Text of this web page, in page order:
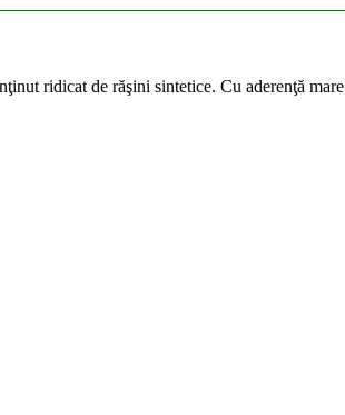
ridicat de răşini sintetice. Cu aderenţă mare